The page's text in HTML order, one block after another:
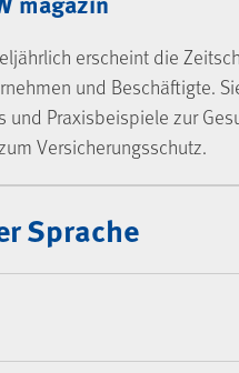
erscheint die
und Beschäftigte.
und Praxisbeispiele zur
Versicherungsschutz.
Sprache